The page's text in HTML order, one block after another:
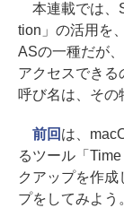
本連載では、
tion」の活用を、
ASの一種だが
アクセスできる
呼び名は、その
前回 は、
るツール「
クアップを作
プをしてみよう